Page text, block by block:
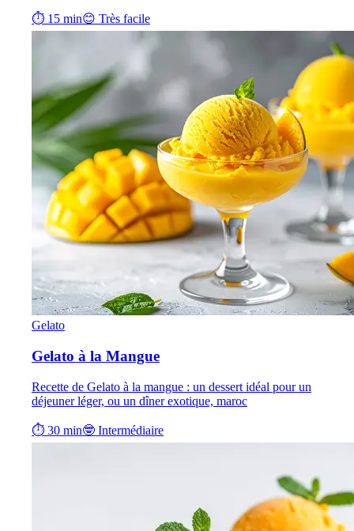
⏱ 15 min😊 Très facile
Gelato
Gelato à la Mangue
Recette de Gelato à la mangue : un dessert idéal pour un
déjeuner léger, ou un dîner exotique, maroc
⏱ 30 min🤓 Intermédiaire